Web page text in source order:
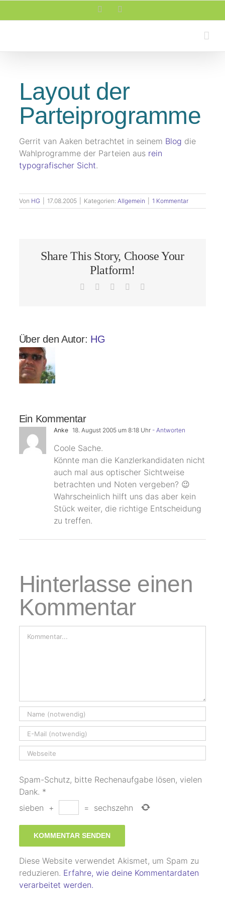
Inhalt
Facebook
Layout der
Parteiprogramme
Gerrit van Aaken betrachtet in seinem Blog die
Wahlprogramme der Parteien aus rein
typografischer Sicht.
Von HG 17.08.2005 Kategorien: Allgemein 1 Kommentar
Share This Story, Choose Your
Platform!
Facebook LinkedInPinterest
Über den Autor: HG
Ein Kommentar
Anke 18. August 2005 um 8:18 Uhr- Antworten
Coole Sache.
Könnte man die Kanzlerkandidaten nicht
auch mal aus optischer Sichtweise
betrachten und Noten vergeben? 😉
Wahrscheinlich hilft uns das aber kein
Stück weiter, die richtige Entscheidung
zu treffen.
Hinterlasse einen
Kommentar
Kommentar
Spam-Schutz, bitte Rechenaufgabe lösen, vielen
Dank. *
sieben + = sechszehn
Diese Website verwendet Akismet, um Spam zu
reduzieren. Erfahre, wie deine Kommentardaten
verarbeitet werden.